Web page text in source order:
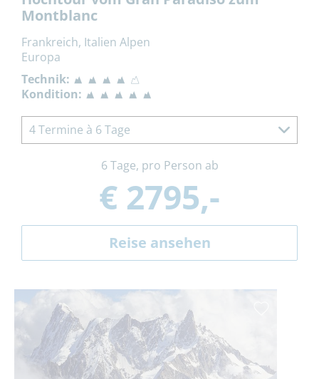
Montblanc
Frankreich, Italien Alpen
Europa
Technik:
Kondition:
4 Termine à 6 Tage
6 Tage, pro Person ab
€ 2795,-
Reise ansehen